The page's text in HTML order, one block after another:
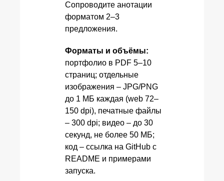
Сопроводите анотации
форматом 2–3
предложения.
Форматы и объёмы:
портфолио в PDF 5–10
страниц; отдельные
изображения – JPG/PNG
до 1 МБ каждая (web 72–
150 dpi), печатные файлы
– 300 dpi; видео – до 30
секунд, не более 50 МБ;
код – ссылка на GitHub с
README и примерами
запуска.